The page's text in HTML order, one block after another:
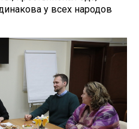
у всех народов